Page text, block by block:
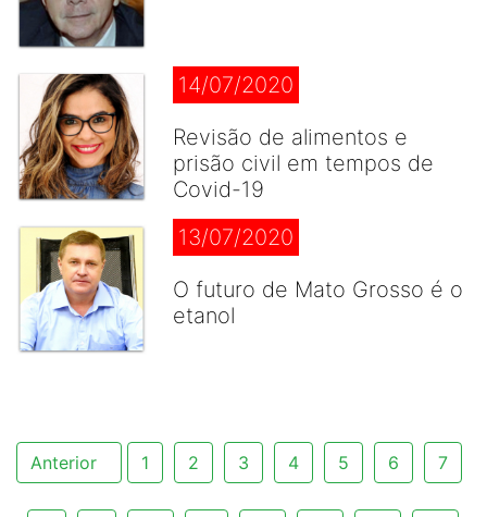
14/07/2020
Revisão de alimentos e
prisão civil em tempos de
Covid-19
13/07/2020
O futuro de Mato Grosso é o
etanol
Anterior 1 2 3 4 5 6 7